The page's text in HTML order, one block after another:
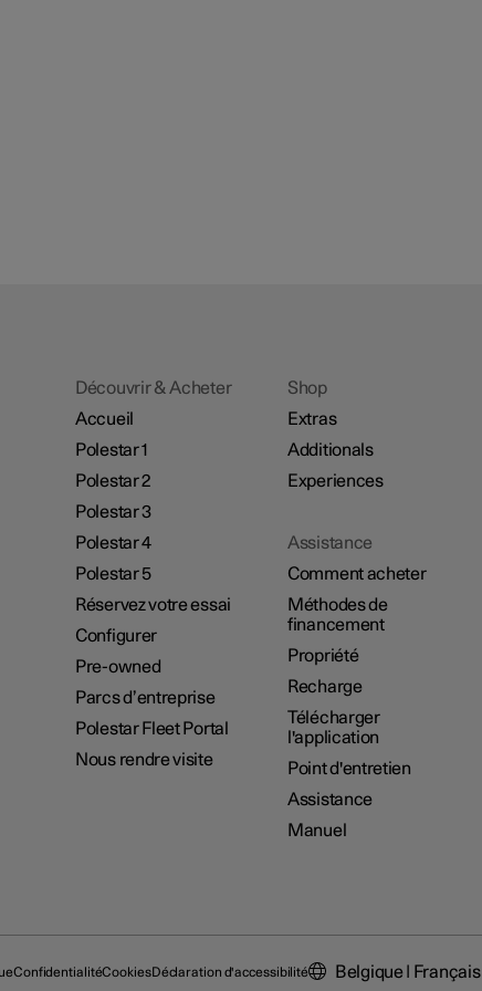
Découvrir & Acheter
Accueil
Polestar 1
Polestar 2
Polestar 3
Polestar 4
Polestar 5
Réservez votre essai
Configurer
Pre-owned
Parcs d’entreprise
Polestar Fleet Portal
Nous rendre visite
Shop
Extras
Additionals
Experiences
Assistance
Comment acheter
Méthodes de
financement
Propriété
Recharge
Télécharger
l'application
Point d'entretien
Assistance
Manuel
ConfidentialitéCookiesDéclaration d'accessibilité Belgique | Français